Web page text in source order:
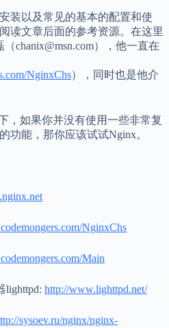
装以及常见的基本的配置和使
读文章后面的参考资源。在这里
chanix@msn.com），他一直在
NginxChs），同时也是他介
，如果你并没有使用一些非常复
功能，那你应该试试Nginx。
NginxChs
Main
lighttpd: http://www.lighttpd.net/
sysoev.ru/nginx/nginx-